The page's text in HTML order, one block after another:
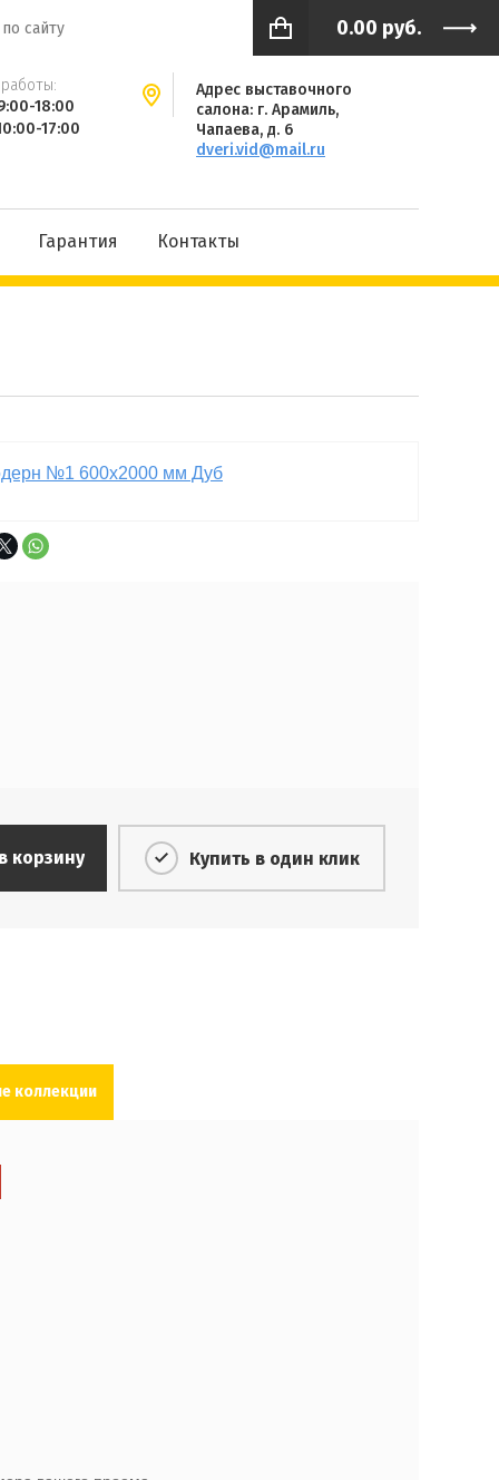
0.00 руб.
18:00
17:00
Адрес выставочного
салона: г. Арамиль,
Чапаева, д. 6
dveri.vid@mail.ru
Гарантия Контакты
корзину Купить в один клик
коллекции